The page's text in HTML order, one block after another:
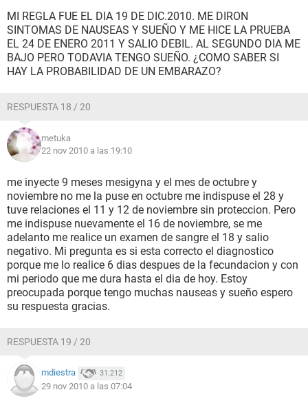
MI REGLA FUE EL DIA 19 DE DIC.2010. ME DIRON
SINTOMAS DE NAUSEAS Y SUEÑO Y ME HICE LA PRUEBA
EL 24 DE ENERO 2011 Y SALIO DEBIL. AL SEGUNDO DIA ME
BAJO PERO TODAVIA TENGO SUEÑO. ¿COMO SABER SI
HAY LA PROBABILIDAD DE UN EMBARAZO?
RESPUESTA 18 / 20
metuka
22 nov 2010 a las 19:10
me inyecte 9 meses mesigyna y el mes de octubre y
noviembre no me la puse en octubre me indispuse el 28 y
tuve relaciones el 11 y 12 de noviembre sin proteccion. Pero
me indispuse nuevamente el 16 de noviembre, se me
adelanto me realice un examen de sangre el 18 y salio
negativo. Mi pregunta es si esta correcto el diagnostico
porque me lo realice 6 dias despues de la fecundacion y con
mi periodo que me dura hasta el dia de hoy. Estoy
preocupada porque tengo muchas nauseas y sueño espero
su respuesta gracias.
RESPUESTA 19 / 20
mdiestra 31.212
29 nov 2010 a las 07:04